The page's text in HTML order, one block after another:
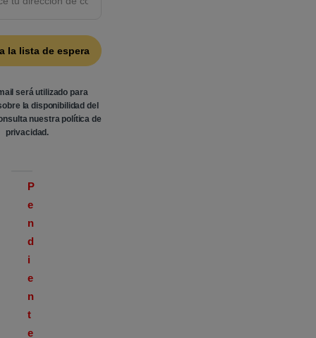
será utilizado para
la disponibilidad del
nuestra política de
privacidad .
P
e
n
d
i
e
n
t
e